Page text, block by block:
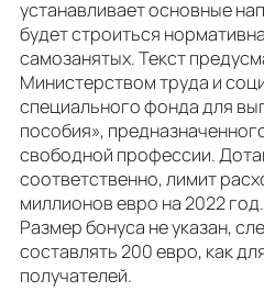
устанавливает основные
будет строиться
самозанятых. Текст
Министерством труда и
специального фонда для
пособия»,
свободной профессии.
соответственно, лимит
миллионов евро на 2022 год.
Размер бонуса не указан,
составлять 200 евро, как
получателей.